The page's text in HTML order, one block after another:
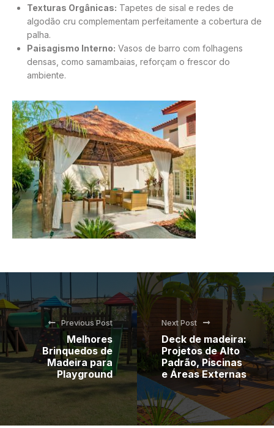
Texturas Orgânicas: Tapetes de sisal e redes de
algodão cru complementam perfeitamente a cobertura de
palha.
Paisagismo Interno: Vasos de barro com folhagens
densas, como samambaias, reforçam o frescor do
ambiente.
Previous Post
Melhores
Brinquedos de
Madeira para
Playground
Next Post
Deck de madeira:
Projetos de Alto
Padrão, Piscinas
e Áreas Externas